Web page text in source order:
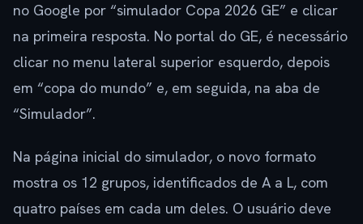
no Google por “simulador Copa 2026 GE” e clicar
na primeira resposta. No portal do GE, é necessário
clicar no menu lateral superior esquerdo, depois
em “copa do mundo” e, em seguida, na aba de
“Simulador”.
Na página inicial do simulador, o novo formato
mostra os 12 grupos, identificados de A a L, com
quatro países em cada um deles. O usuário deve